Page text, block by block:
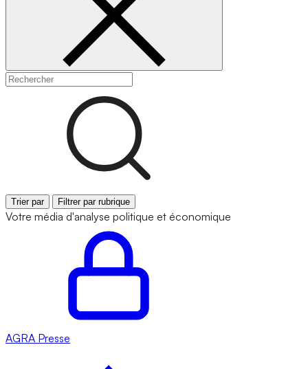
Trier par Filtrer par rubrique
Votre média d'analyse politique et économique
AGRA Presse